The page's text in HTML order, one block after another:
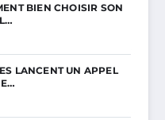
BIEN CHOISIR SON
LANCENT UN APPEL